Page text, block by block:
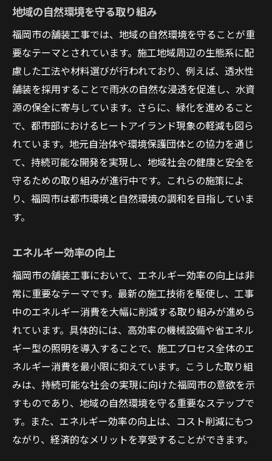
地域の自然環境を守る取り組み
福岡市の舗装工事では、地域の自然環境を守ることが重
要なテーマとされています。施工地域周辺の生態系に配
慮した工法や材料選びが行われており、例えば、透水性
舗装を採用することで雨水の自然な浸透を促進し、水資
源の保全に寄与しています。さらに、緑化を進めること
で、都市部におけるヒートアイランド現象の軽減も図ら
れています。地元自治体や環境保護団体との協力を通じ
て、持続可能な開発を実現し、地域社会の健康と安全を
守るための取り組みが進行中です。これらの施策によ
り、福岡市は都市環境と自然環境の調和を目指していま
す。
エネルギー効率の向上
福岡市の舗装工事において、エネルギー効率の向上は非
常に重要なテーマです。最新の施工技術を駆使し、工事
中のエネルギー消費を大幅に削減する取り組みが進めら
れています。具体的には、高効率の機械設備や省エネル
ギー型の照明を導入することで、施工プロセス全体のエ
ネルギー消費を最小限に抑えています。こうした取り組
みは、持続可能な社会の実現に向けた福岡市の意欲を示
すものであり、地域の自然環境を守る重要なステップで
す。また、エネルギー効率の向上は、コスト削減にもつ
ながり、経済的なメリットを享受することができます。